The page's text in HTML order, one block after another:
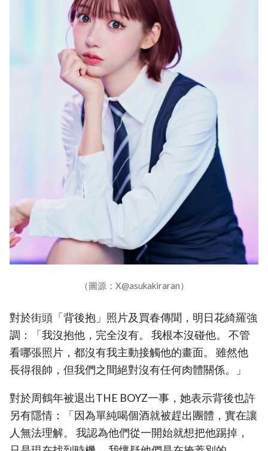
（圖源：X@asukakiraran）
對於街頭「背後抱」照片及買春傳聞，明日花綺羅強
調：「我沒抱他，完全沒有。 我根本沒碰他。 不管
看哪張照片，都沒有我主動接觸他的畫面。 雖然他
長得很帥，但我們之間絕對沒有任何肉體關係。」
對於周鶴年被退出THE BOYZ一事，她表示背後也許
另有隱情：「因為單純喝個酒就被趕出團體，實在讓
人無法理解。 我認為他們從一開始就想把他踢掉，